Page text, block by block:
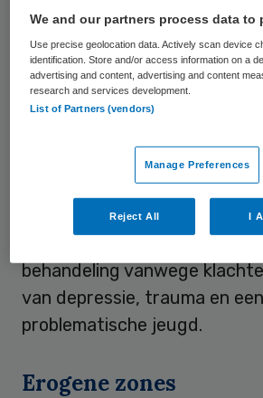
grensoverschrijdend” en niet
heeft gedragen.
De man had ruim 30 jaar een
ongeveer tien patiënten. De
behandelsessies vonden
woonkamer en slaapkamer.
behandeling vanwege
van depressie, trauma en een
problematische jeugd.
Erogene zones
We and our partners process data to
Use precise geolocation data. Actively scan device
identification. Store and/or access information on a
advertising and content, advertising and content
research and services development.
List of Partners (vendors)
Manage Preferences
Reject All I